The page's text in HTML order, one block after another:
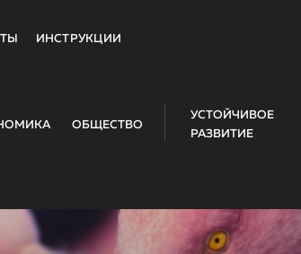
ИНСТРУКЦИИ
ОБЩЕСТВО
УСТОЙЧИВОЕ
РАЗВИТИЕ